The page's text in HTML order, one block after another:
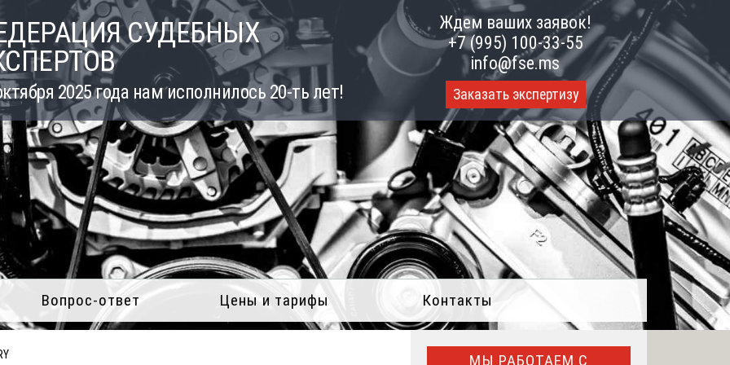
СУДЕБНЫХ
2025 года нам исполнилось 20-ть лет!
Ждем ваших заявок!
+7 (995) 100-33-55
info@fse.ms
Заказать экспертизу
Вопрос-ответ Цены и тарифы Контакты
МЫ РАБОТАЕМ С